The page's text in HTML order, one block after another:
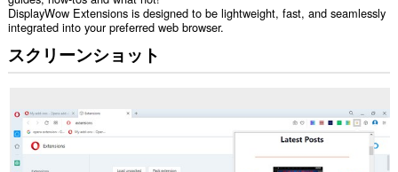
DisplayWow Extensions is designed to be lightweight, fast, and seamlessly
integrated into your preferred web browser.
スクリーンショット